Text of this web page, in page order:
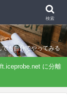
も自分でやってみる
に分離
検索